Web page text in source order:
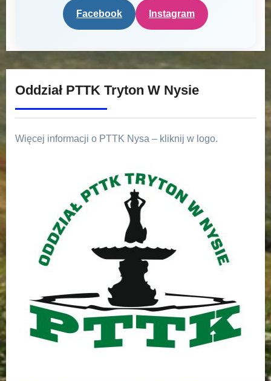
Facebook Instagram
Oddział PTTK Tryton W Nysie
Więcej informacji o PTTK Nysa – kliknij w logo.